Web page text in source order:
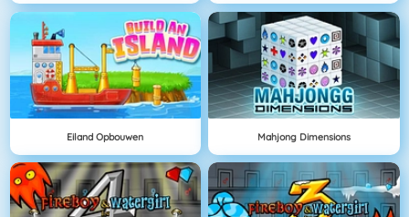
Eiland Opbouwen Mahjong Dimensions